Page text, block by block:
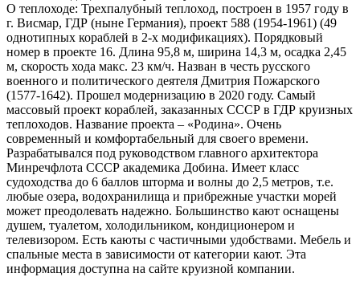
О теплоходе: Трехпалубный теплоход, построен в 1957 году в
г. Висмар, ГДР (ныне Германия), проект 588 (1954-1961) (49
однотипных кораблей в 2-х модификациях). Порядковый
номер в проекте 16. Длина 95,8 м, ширина 14,3 м, осадка 2,45
м, скорость хода макс. 23 км/ч. Назван в честь русского
военного и политического деятеля Дмитрия Пожарского
(1577-1642). Прошел модернизацию в 2020 году. Самый
массовый проект кораблей, заказанных СССР в ГДР круизных
теплоходов. Название проекта – «Родина». Очень
современный и комфортабельный для своего времени.
Разрабатывался под руководством главного архитектора
Минречфлота СССР академика Добина. Имеет класс
судоходства до 6 баллов шторма и волны до 2,5 метров, т.е.
любые озера, водохранилища и прибрежные участки морей
может преодолевать надежно. Большинство кают оснащены
душем, туалетом, холодильником, кондиционером и
телевизором. Есть каюты с частичными удобствами. Мебель и
спальные места в зависимости от категории кают. Эта
информация доступна на сайте круизной компании.